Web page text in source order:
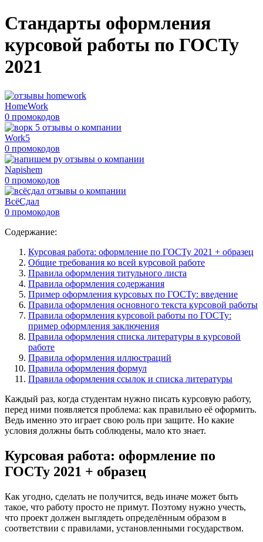
Стандарты оформления
курсовой работы по ГОСТу
2021
HomeWork
0 промокодов
Work5
0 промокодов
Napishem
0 промокодов
ВсёСдал
0 промокодов
Содержание:
Курсовая работа: оформление по ГОСТу 2021 + образец
Общие требования ко всей курсовой работе
Правила оформления титульного листа
Правила оформления содержания
Пример оформления курсовых по ГОСТу: введение
Правила оформления основного текста курсовой работы
Правила оформления курсовой работы по ГОСТу:
пример оформления заключения
Правила оформления списка литературы в курсовой
работе
Правила оформления иллюстраций
Правила оформления формул
Правила оформления ссылок и списка литературы
Каждый раз, когда студентам нужно писать курсовую работу,
перед ними появляется проблема: как правильно её оформить.
Ведь именно это играет свою роль при защите. Но какие
условия должны быть соблюдены, мало кто знает.
Курсовая работа: оформление по
ГОСТу 2021 + образец
Как угодно, сделать не получится, ведь иначе может быть
такое, что работу просто не примут. Поэтому нужно учесть,
что проект должен выглядеть определённым образом в
соответствии с правилами, установленными государством.